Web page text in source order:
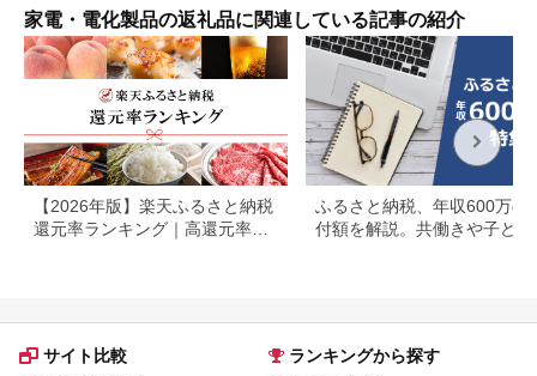
家電・電化製品の返礼品に関連している記事の紹介
【2026年版】楽天ふるさと納税
還元率ランキング｜高還元率返
ふるさと納税、年収600万の
付額を解説。共働きや子ども
サイト比較 ランキングから探す